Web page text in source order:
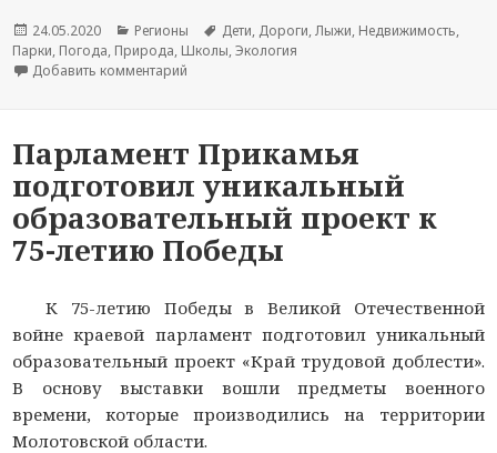
Опубликовано
24.05.2020 Рубрики
Регионы Метки
Дети, Дороги,Лыжи, Недвижимость,
Парки, Погода, Природа, Школы,Экология
Добавить комментарий
Парламент Прикамья
подготовил уникальный
образовательный проект к
75-летию Победы
К 75-летию Победы в Великой Отечественной
войне краевой парламент подготовил уникальный
образовательный проект «Край трудовой доблести».
В основу выставки вошли предметы военного
времени, которые производились на территории
Молотовской области.